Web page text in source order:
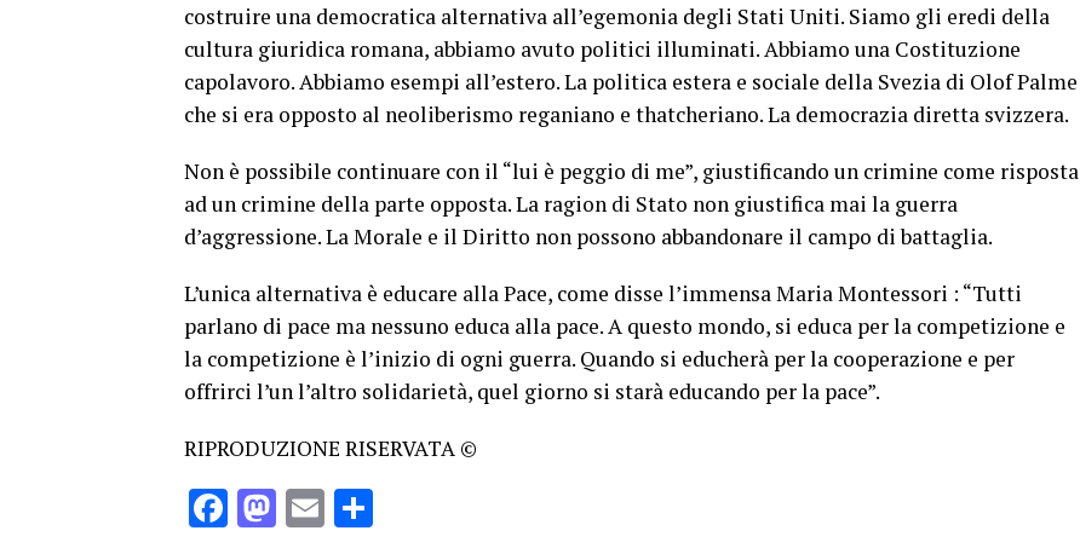
costruire una democratica alternativa all’egemonia degli Stati Uniti. Siamo gli eredi della
cultura giuridica romana, abbiamo avuto politici illuminati. Abbiamo una Costituzione
capolavoro. Abbiamo esempi all’estero. La politica estera e sociale della Svezia di Olof Palme
che si era opposto al neoliberismo reganiano e thatcheriano. La democrazia diretta svizzera.
Non è possibile continuare con il “lui è peggio di me”, giustificando un crimine come risposta
ad un crimine della parte opposta. La ragion di Stato non giustifica mai la guerra
d’aggressione. La Morale e il Diritto non possono abbandonare il campo di battaglia.
L’unica alternativa è educare alla Pace, come disse l’immensa Maria Montessori : “Tutti
parlano di pace ma nessuno educa alla pace. A questo mondo, si educa per la competizione e
la competizione è l’inizio di ogni guerra. Quando si educherà per la cooperazione e per
offrirci l’un l’altro solidarietà, quel giorno si starà educando per la pace”.
RIPRODUZIONE RISERVATA ©
Facebook
Mastodon
Email